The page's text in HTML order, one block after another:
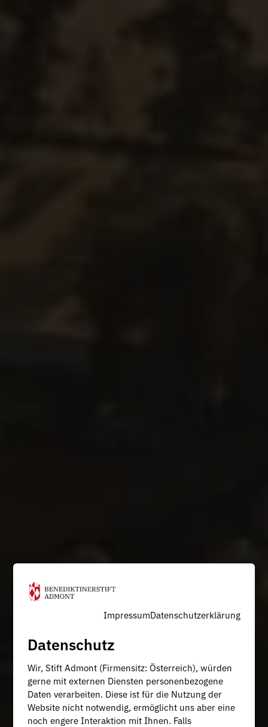
ImpressumDatenschutzerklärung
Datenschutz
Wir, Stift Admont (Firmensitz: Österreich), würden
gerne mit externen Diensten personenbezogene
Daten verarbeiten. Diese ist für die Nutzung der
Website nicht notwendig, ermöglicht uns aber eine
noch engere Interaktion mit Ihnen. Falls